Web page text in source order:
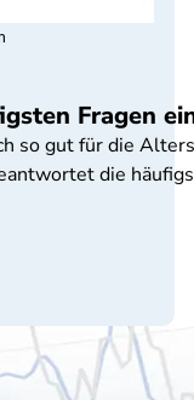
Fragen
so gut für die
die